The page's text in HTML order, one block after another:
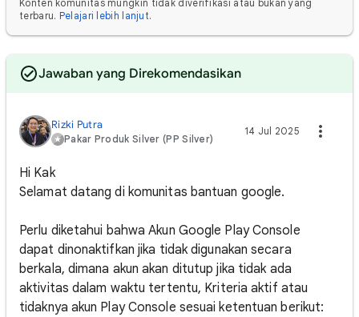
Konten komunitas mungkin tidak diverifikasi atau bukan yang
terbaru. Pelajari lebih lanjut.
Jawaban yang Direkomendasikan
Rizki Putra
Pakar Produk Silver (PP Silver)
14 Jul 2025
Hi Kak
Selamat datang di komunitas bantuan google.
Perlu diketahui bahwa Akun Google Play Console
dapat dinonaktifkan jika tidak digunakan secara
berkala, dimana akun akan ditutup jika tidak ada
aktivitas dalam waktu tertentu, Kriteria aktif atau
tidaknya akun Play Console sesuai ketentuan berikut: